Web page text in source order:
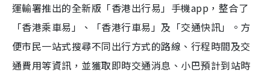
運輸署推出的全新版「香港出行易」手機app，整合了
「香港乘車易」、「香港行車易」及「交通快訊」。方
便市民一站式搜尋不同出行方式的路線、行程時間及交
通費用等資訊，並獲取即時交通消息、小巴預計到站時